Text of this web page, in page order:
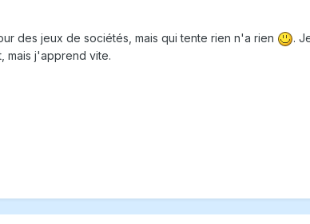
des jeux de sociétés, mais qui tente rien n'a rien
.
mais j'apprend vite.